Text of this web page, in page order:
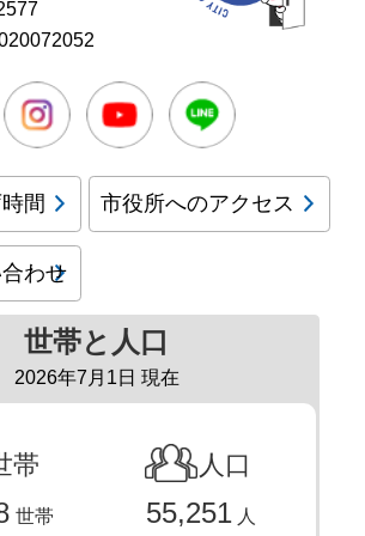
FacebookInstagramYoutube
間 市役所へのアクセス
わせ
世帯と人口
2026年7月1日 現在
帯
世帯
人口
55,251 人